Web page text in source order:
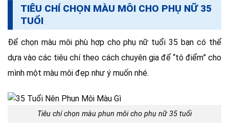
TIÊU CHÍ CHỌN MÀU MÔI CHO PHỤ NỮ 35
TUỔI
Để chọn màu môi phù hợp cho phụ nữ tuổi 35 bạn có thể
dựa vào các tiêu chí theo cách chuyên gia để “tô điểm” cho
mình một màu môi đẹp như ý muốn nhé.
Tiêu chí chọn màu phun môi cho phụ nữ 35 tuổi